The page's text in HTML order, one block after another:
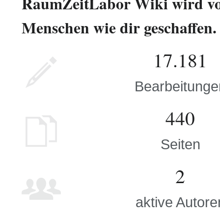
Menschen wie dir geschaffen.
17.181
440
Seiten
2
aktive